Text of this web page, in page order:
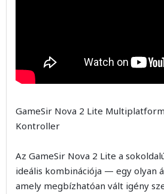
GameSir Nova 2 Lite
Kontroller
Az GameSir Nova 2 Lite a
ideális kombinációja — egy olyan
amely megbízhatóan vált igény